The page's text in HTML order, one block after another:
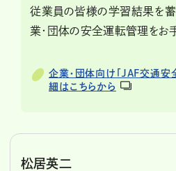
従業員の皆様の学習結果を蓄
業・団体の安全運転管理をお
企業・団体向け「JAF交通安
細はこちらから
松居英二